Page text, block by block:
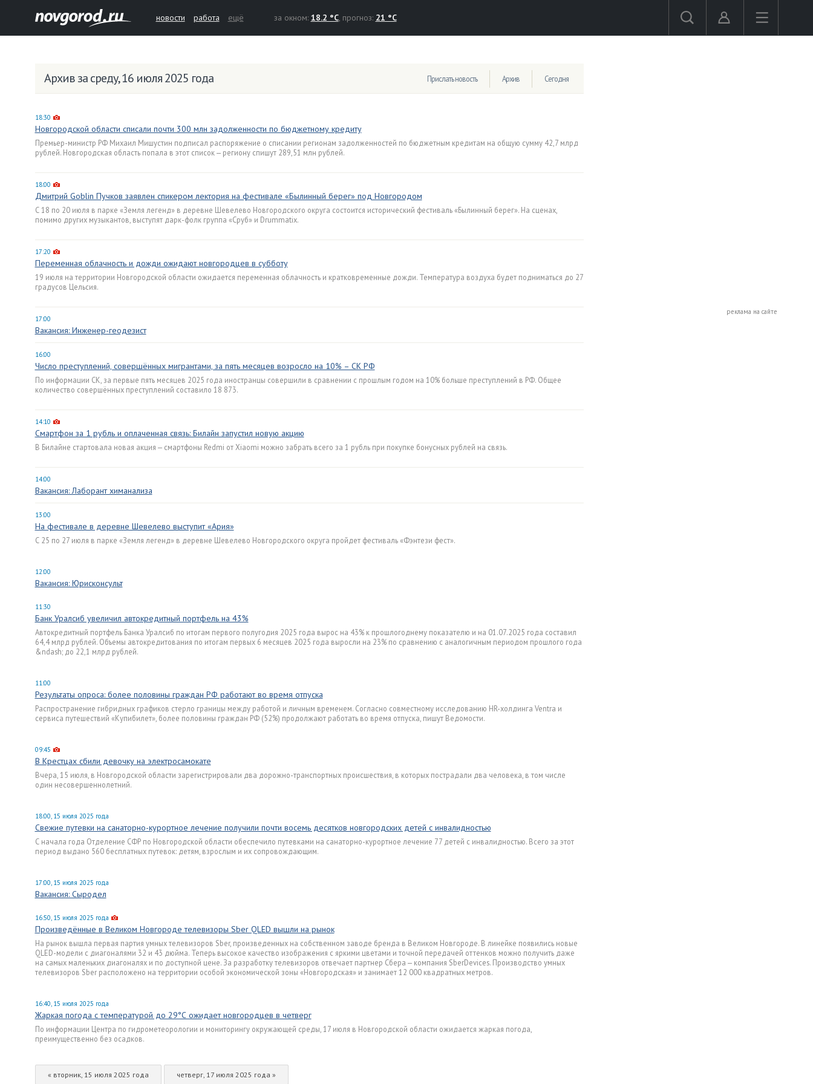
новости работа ещё за окном: 18.2 °C, прогноз: 21 °C
Архив за среду, 16 июля 2025 года Прислать новость Архив Сегодня
18:30
Новгородской области списали почти 300 млн задолженности по бюджетному кредиту
Премьер-министр РФ Михаил Мишустин подписал распоряжение о списании регионам задолженностей по бюджетным кредитам на общую сумму 42,7 млрд
рублей. Новгородская область попала в этот список — региону спишут 289,51 млн рублей.
18:00
Дмитрий Goblin Пучков заявлен спикером лектория на фестивале «Былинный берег» под Новгородом
С 18 по 20 июля в парке «Земля легенд» в деревне Шевелево Новгородского округа состоится исторический фестиваль «Былинный берег». На сценах,
помимо других музыкантов, выступят дарк-фолк группа «Сруб» и Drummatix.
17:20
Переменная облачность и дожди ожидают новгородцев в субботу
19 июля на территории Новгородской области ожидается переменная облачность и кратковременные дожди. Температура воздуха будет подниматься до 27
градусов Цельсия.
17:00
Вакансия: Инженер-геодезист
16:00
Число преступлений, совершённых мигрантами, за пять месяцев возросло на 10% – СК РФ
По информации СК, за первые пять месяцев 2025 года иностранцы совершили в сравнении с прошлым годом на 10% больше преступлений в РФ. Общее
количество совершённых преступлений составило 18 873.
14:10
Смартфон за 1 рубль и оплаченная связь: Билайн запустил новую акцию
В Билайне стартовала новая акция — смартфоны Redmi от Xiaomi можно забрать всего за 1 рубль при покупке бонусных рублей на связь.
14:00
Вакансия: Лаборант химанализа
13:00
На фестивале в деревне Шевелево выступит «Ария»
С 25 по 27 июля в парке «Земля легенд» в деревне Шевелево Новгородского округа пройдет фестиваль «Фэнтези фест».
12:00
Вакансия: Юрисконсульт
11:30
Банк Уралсиб увеличил автокредитный портфель на 43%
Автокредитный портфель Банка Уралсиб по итогам первого полугодия 2025 года вырос на 43% к прошлогоднему показателю и на 01.07.2025 года составил
64,4 млрд рублей. Объемы автокредитования по итогам первых 6 месяцев 2025 года выросли на 23% по сравнению с аналогичным периодом прошлого года
&ndash; до 22,1 млрд рублей.
11:00
Результаты опроса: более половины граждан РФ работают во время отпуска
Распространение гибридных графиков стерло границы между работой и личным временем. Согласно совместному исследованию HR-холдинга Ventra и
сервиса путешествий «Купибилет», более половины граждан РФ (52%) продолжают работать во время отпуска, пишут Ведомости.
09:45
В Крестцах сбили девочку на электросамокате
Вчера, 15 июля, в Новгородской области зарегистрировали два дорожно-транспортных происшествия, в которых пострадали два человека, в том числе
один несовершеннолетний.
18:00, 15 июля 2025 года
Свежие путевки на санаторно-курортное лечение получили почти восемь десятков новгородских детей с инвалидностью
С начала года Отделение СФР по Новгородской области обеспечило путевками на санаторно-курортное лечение 77 детей с инвалидностью. Всего за этот
период выдано 560 бесплатных путевок: детям, взрослым и их сопровождающим.
17:00, 15 июля 2025 года
Вакансия: Сыродел
16:50, 15 июля 2025 года
Произведённые в Великом Новгороде телевизоры Sber QLED вышли на рынок
На рынок вышла первая партия умных телевизоров Sber, произведенных на собственном заводе бренда в Великом Новгороде. В линейке появились новые
QLED-модели с диагоналями 32 и 43 дюйма. Теперь высокое качество изображения с яркими цветами и точной передачей оттенков можно получить даже
на самых маленьких диагоналях и по доступной цене. За разработку телевизоров отвечает партнер Сбера — компания SberDevices. Производство умных
телевизоров Sber расположено на территории особой экономической зоны «Новгородская» и занимает 12 000 квадратных метров.
16:40, 15 июля 2025 года
Жаркая погода с температурой до 29°С ожидает новгородцев в четверг
По информации Центра по гидрометеорологии и мониторингу окружающей среды, 17 июля в Новгородской области ожидается жаркая погода,
преимущественно без осадков.
« вторник, 15 июля 2025 года четверг, 17 июля 2025 года »
реклама на сайте